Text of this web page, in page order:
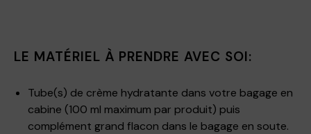
LE MATÉRIEL À PRENDRE AVEC SOI:
Tube(s) de crème hydratante dans votre bagage en
cabine (100 ml maximum par produit) puis
complément grand flacon dans le bagage en soute.